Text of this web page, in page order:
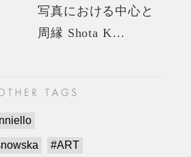
写真における中心と
周縁 Shota K…
#ART